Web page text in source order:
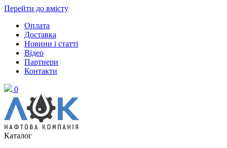
Перейти до вмісту
Оплата
Доставка
Новини і статті
Відео
Партнери
Контакти
0
Каталог